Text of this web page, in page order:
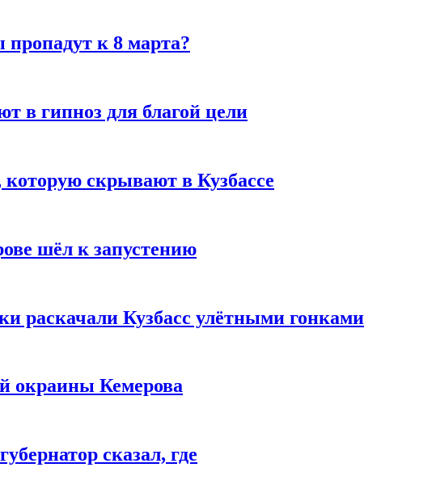
пропадут к 8 марта?
в гипноз для благой цели
скрывают в Кузбассе
шёл к запустению
раскачали Кузбасс улётными гонками
окраины Кемерова
сказал, где